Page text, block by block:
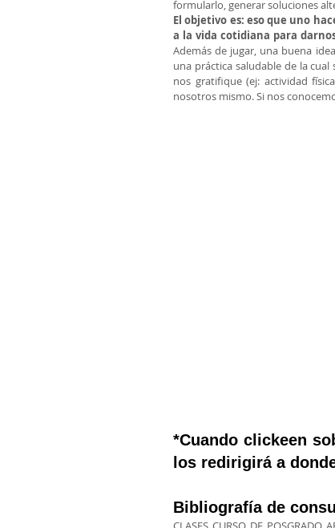
El objetivo es: eso que uno
a la vida cotidiana para
Además de jugar, una buena
una práctica saludable de la
nos gratifique (ej: actividad
nosotros mismo. Si nos
*Cuando clickeen
los redirigirá a
Bibliografía de